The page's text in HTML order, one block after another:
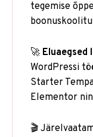
tegemise
🚀 Eluaegsed
WordPressi
Starter
Elementor
🎬